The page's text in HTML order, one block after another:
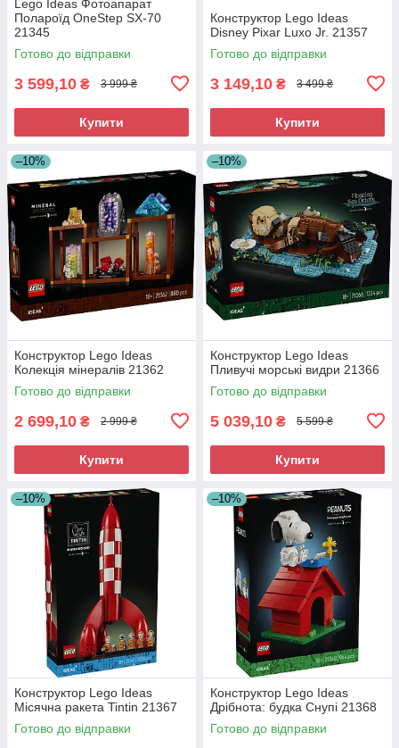
Lego Ideas Фотоапарат
Полароїд OneStep SX-70
21345
Готово до відправки
3 599,10 ₴ 3 999 ₴
Купити
Конструктор Lego Ideas
Disney Pixar Luxo Jr. 21357
Готово до відправки
3 149,10 ₴ 3 499 ₴
Купити
–10%
Конструктор Lego Ideas
Колекція мінералів 21362
Готово до відправки
2 699,10 ₴ 2 999 ₴
Купити
–10%
Конструктор Lego Ideas
Пливучі морські видри 21366
Готово до відправки
5 039,10 ₴ 5 599 ₴
Купити
–10%
Конструктор Lego Ideas
Місячна ракета Tintin 21367
Готово до відправки
–10%
Конструктор Lego Ideas
Дрібнота: будка Снупі 21368
Готово до відправки